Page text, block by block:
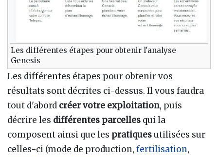
Les différentes étapes pour obtenir l'analyse
Genesis
Les différentes étapes pour obtenir vos
résultats sont décrites ci-dessus. Il vous faudra
tout d'abord créer votre exploitation, puis
décrire les différentes parcelles qui la
composent ainsi que les pratiquesutilisées sur
celles-ci (mode de production, fertilisation,